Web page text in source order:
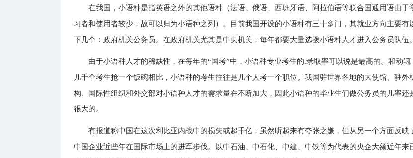
在我国，小语种是指英语之外的其他语种（法语、俄语、西班牙语、阿拉伯语等联合国通用语由于
习者和使用者较少，故可以归为小语种之列）。目前我国开设的小语种有三十多门，其就业方向主要有
下几个：政府机关公务员。在政府机关尤其是中央机关，每年都要大量选拨小语种人才进入公务员队伍。
由于小语种人才的稀缺性，在每年的“国考”中，小语种专业考生的.录取率可以说是最高的。和动辄
几千个考生抢一个饭碗相比，小语种的考生往往是几个人考一个职位。我国驻世界各地的大使馆、驻外
构、国际性组织和外交部对小语种人才的需求量在不断加大，因此小语种的毕业生们做公务员的几率还
很大的。
有报道称中国在这次利比亚内战中的损失或超千亿，虽然听起来有夸张之嫌，但从另一个方面反映
中国企业近些年在国际市场上的进军步伐。以中石油、中石化、中建、中铁等为代表的央企大额近年来